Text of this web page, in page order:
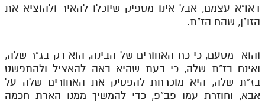
דאו"א עצמם, אבל אינו מספיק שיוכלו להאיר ולהוציא את
הזו"ן, שהם הז"ת.
והוא מטעם, כי כח האחורים של הבינה, הוא רק בג"ר שלה,
ואינם בז"ת שלה, כי בעת שהיא באה להאציל ולהתפשט
בז"ת שלה, היא מוכרחת להפסיק את האחורים שלה על
אבא, וחוזרת עמו פב"פ, כדי להמשיך ממנו הארת חכמה